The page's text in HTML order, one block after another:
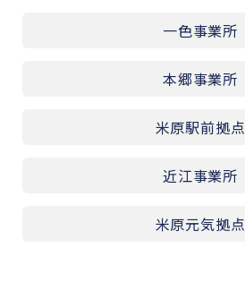
一色事業所
本郷事業所
米原駅前拠点
近江事業所
米原元気拠点